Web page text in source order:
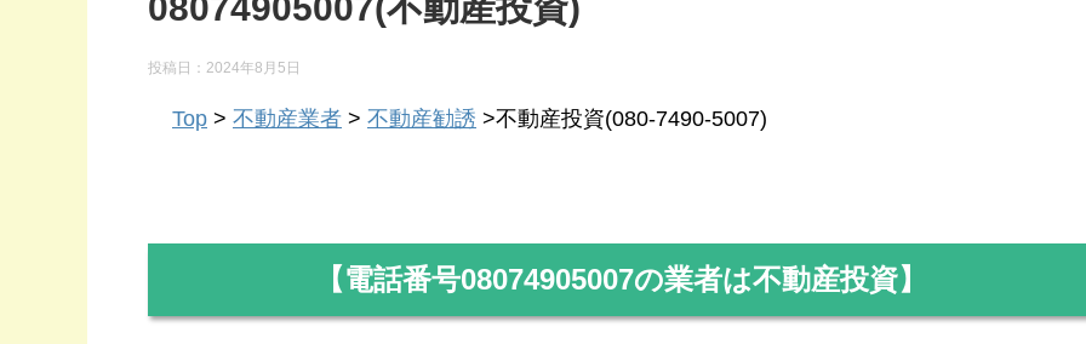
投稿日： 2024年8月5日
Top > 不動産業者 > 不動産勧誘 >不動産投資(080-7490-5007)
【電話番号08074905007の業者は不動産投資】